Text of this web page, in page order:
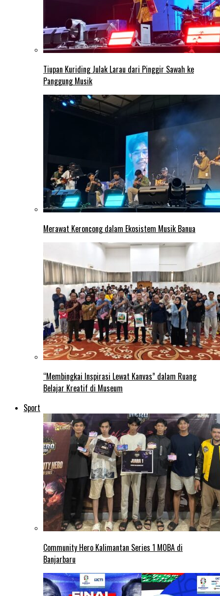
Tiupan Kuriding Julak Larau dari Pinggir Sawah ke
Panggung Musik
Merawat Keroncong dalam Ekosistem Musik Banua
“Membingkai Inspirasi Lewat Kanvas” dalam Ruang
Belajar Kreatif di Museum
Sport
Community Hero Kalimantan Series 1 MOBA di
Banjarbaru